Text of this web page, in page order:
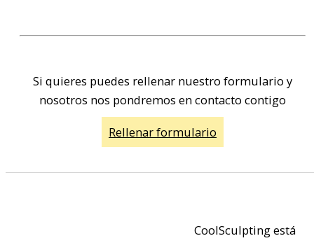
Si quieres puedes rellenar nuestro formulario y
nosotros nos pondremos en contacto contigo
Rellenar formulario
CoolSculpting está